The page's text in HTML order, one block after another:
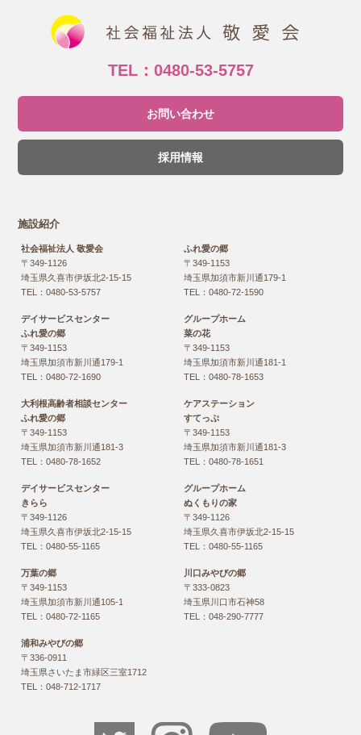
TEL：0480-53-5757
お問い合わせ
採用情報
施設紹介
社会福祉法人 敬愛会
〒349-1126
埼玉県久喜市伊坂北2-15-15
TEL：0480-53-5757
ふれ愛の郷
〒349-1153
埼玉県加須市新川通179-1
TEL：0480-72-1590
デイサービスセンター
ふれ愛の郷
〒349-1153
埼玉県加須市新川通179-1
TEL：0480-72-1690
グループホーム
菜の花
〒349-1153
埼玉県加須市新川通181-1
TEL：0480-78-1653
大利根高齢者相談センター
ふれ愛の郷
〒349-1153
埼玉県加須市新川通181-3
TEL：0480-78-1652
ケアステーション
すてっぷ
〒349-1153
埼玉県加須市新川通181-3
TEL：0480-78-1651
デイサービスセンター
きらら
〒349-1126
埼玉県久喜市伊坂北2-15-15
TEL：0480-55-1165
グループホーム
ぬくもりの家
〒349-1126
埼玉県久喜市伊坂北2-15-15
TEL：0480-55-1165
万葉の郷
〒349-1153
埼玉県加須市新川通105-1
TEL：0480-72-1165
川口みやびの郷
〒333-0823
埼玉県川口市石神58
TEL：048-290-7777
浦和みやびの郷
〒336-0911
埼玉県さいたま市緑区三室1712
TEL：048-712-1717